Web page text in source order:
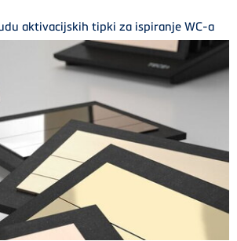
aktivacijskih tipki za ispiranje WC-a